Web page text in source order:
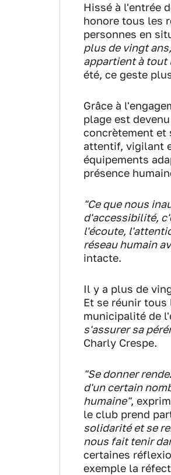
Hissé à l'entrée
honore tous les
personnes en
plus de vingt
appartient à tout
été, ce geste
Grâce à
plage est
concrètement et
attentif, vigilant
équipements
présence
"Ce que nous
d'accessibilité,
l'écoute,
réseau humain
intacte.
Il y a plus de
Et se réunir
municipalité de
s'assurer sa
Charly Crespe.
"Se donner
d'un certain
humaine",
le club prend
solidarité et se
nous fait tenir
certaines
exemple la